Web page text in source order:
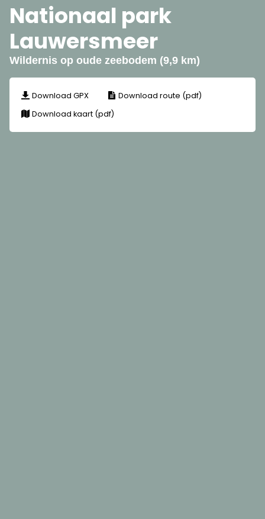
Nationaal park
Lauwersmeer
Wildernis op oude zeebodem (9,9 km)
Download GPX
Download route (pdf)
Download kaart (pdf)